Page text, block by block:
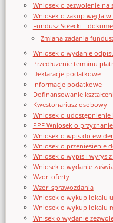
Wniosek o zezwolenie na
Wniosek o zakup węgla
Fundusz Sołecki -
Zmiana zadania
Wniosek o wydanie
Przedłużenie terminu
Deklaracje podatkowe
Informacje podatkowe
Dofinansowanie
Kwestonariusz osobowy
Wniosek o
PPF Wniosek o
Wniosek o wpis do
Wniosek o przeniesienie
Wniosek o wypis i wyrys
Wniosek o wydanie
Wzor_oferty
Wzor_sprawozdania
Wniosek o wykup lokalu
Wniosek o wykup lokalu
Wnisek o wydanie